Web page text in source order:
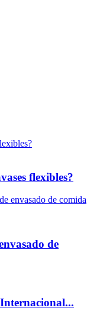
flexibles?
de